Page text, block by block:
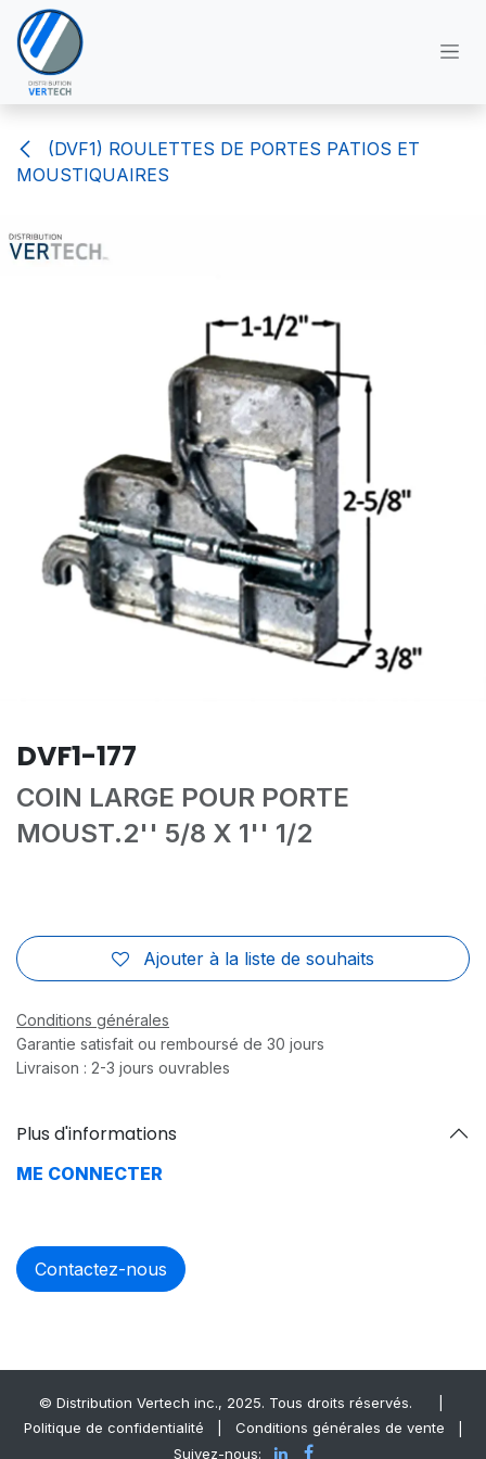
Se rendre au contenu
(DVF1) ROULETTES DE PORTES PATIOS ET
MOUSTIQUAIRES
DVF1-177
COIN LARGE POUR PORTE
MOUST.2'' 5/8 X 1'' 1/2
Ajouter à la liste de souhaits
Conditions générales
Garantie satisfait ou remboursé de 30 jours
Livraison : 2-3 jours ouvrables
Plus d'informations
ME CONNECTER
Contactez-nous
© Distrib​ution Vertech ​inc., 2025. Tous droits réservés.
Politique de confidentialité
Conditions générales de vente
Suivez-nous: